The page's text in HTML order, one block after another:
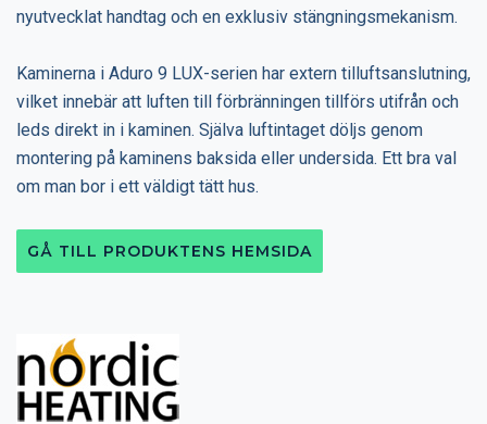
nyutvecklat handtag och en exklusiv stängningsmekanism.
Kaminerna i Aduro 9 LUX-serien har extern tilluftsanslutning,
vilket innebär att luften till förbränningen tillförs utifrån och
leds direkt in i kaminen. Själva luftintaget döljs genom
montering på kaminens baksida eller undersida. Ett bra val
om man bor i ett väldigt tätt hus.
GÅ TILL PRODUKTENS HEMSIDA